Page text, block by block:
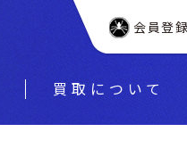
会員登録
買取について